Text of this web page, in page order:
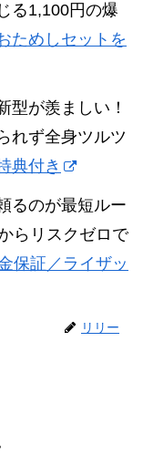
る1,100円の爆
ためしセットを
型が羨ましい！
れず全身ツルツ
典付き
るのが最短ルー
らリスクゼロで
保証／ライザッ
リリー